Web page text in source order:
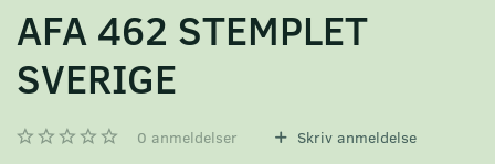
AFA 462 STEMPLET
SVERIGE
0 anmeldelser Skriv anmeldelse